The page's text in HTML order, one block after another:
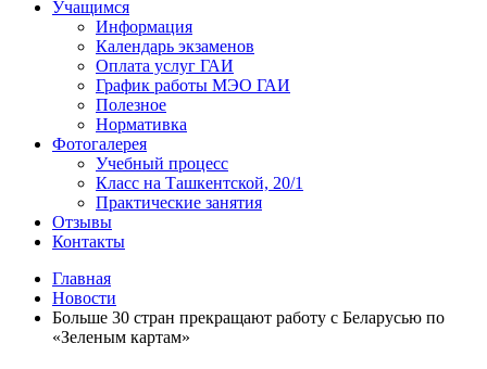
Учащимся
Информация
Календарь экзаменов
Оплата услуг ГАИ
График работы МЭО ГАИ
Полезное
Нормативка
Фотогалерея
Учебный процесс
Класс на Ташкентской, 20/1
Практические занятия
Отзывы
Контакты
Главная
Новости
Больше 30 стран прекращают работу с Беларусью по
«Зеленым картам»